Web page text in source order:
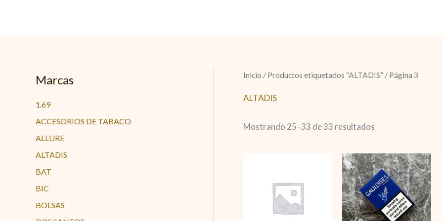
Marcas
1.69
ACCESORIOS DE TABACO
ALLURE
ALTADIS
BAT
BIC
BOLSAS
Inicio / Productos etiquetados “ALTADIS” / Página 3
ALTADIS
Mostrando 25–33 de 33 resultados
cantidad
Gauloises
Blondes
Blue
cantidad